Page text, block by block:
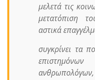
μελετά τις
μετατόπιση
αστικά
συγκρίνει τα